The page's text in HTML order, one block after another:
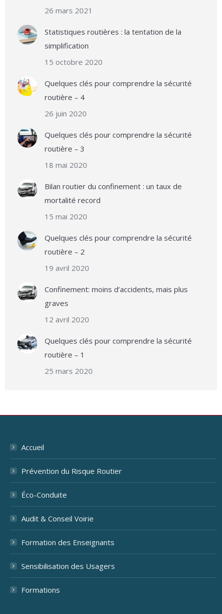
26 mars 2021
Statistiques routières : la tentation de la
simplification
15 octobre 2020
Quelques clés pour comprendre la sécurité
routière – 4
26 juin 2020
Quelques clés pour comprendre la sécurité
routière – 3
18 mai 2020
Bilan routier du confinement : un taux de
mortalité record
15 mai 2020
Quelques clés pour comprendre la sécurité
routière – 2
19 avril 2020
Confinement: moins d’accidents, mais plus
graves
12 avril 2020
Quelques clés pour comprendre la sécurité
routière – 1
25 mars 2020
Accueil
Prévention du Risque Routier
Éco-Conduite
Audit & Conseil Voirie
Formation des Enseignants
Sensibilisation des Usagers
Formations